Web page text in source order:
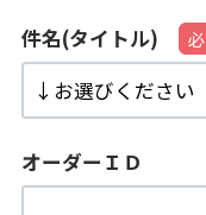
件名(タイトル)
オーダーＩＤ